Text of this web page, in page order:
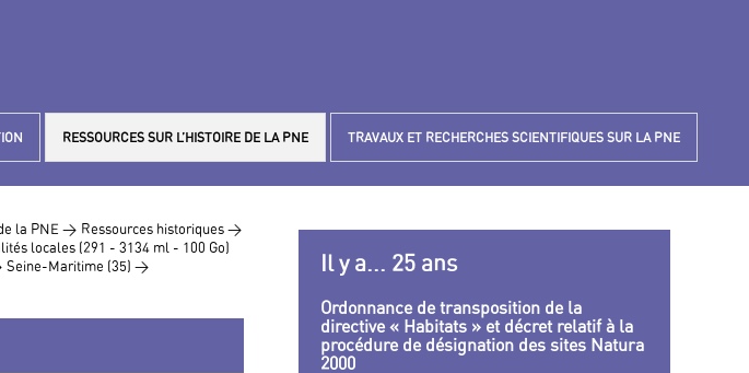
RESSOURCES SUR L’HISTOIRE DE LA PNE TRAVAUX ET RECHERCHES SCIENTIFIQUES SUR LA PNE
la PNE > Ressources historiques >
locales (291 - 3134 ml - 100 Go)
Seine-Maritime (35) > Il y a... 25 ans
Ordonnance de transposition de la
directive « Habitats » et décret relatif à la
procédure de désignation des sites Natura
2000